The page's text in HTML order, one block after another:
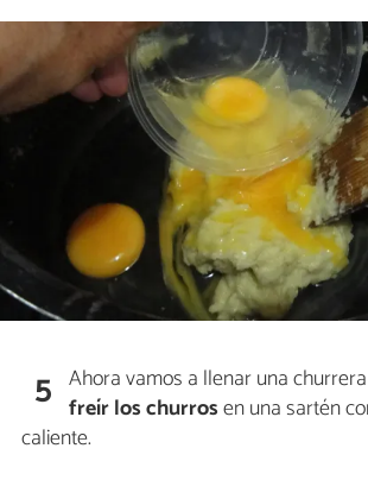
5 Ahora vamos a llenar una
freír los churrosen una sartén
caliente.